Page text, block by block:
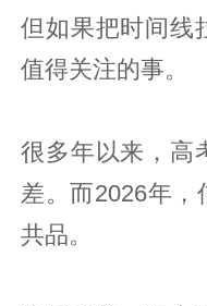
但如果把时间线
值得关注的事。
很多年以来，高
差。而2026年，
共品。